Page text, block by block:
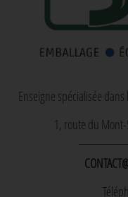
Enseigne spécialisée
1, route du